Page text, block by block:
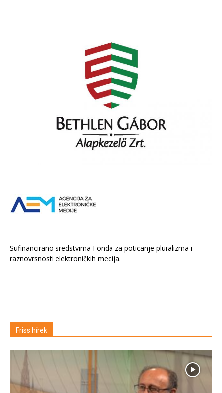
Sufinancirano sredstvima Fonda za poticanje pluralizma i
raznovrsnosti elektroničkih medija.
Friss hírek